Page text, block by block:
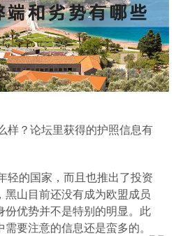
样？论坛里获得的护照信息有
轻的国家，而且也推出了投资
山目前还没有成为欧盟成员
份优势并不是特别的明显。此
要注意的信息还是蛮多的。